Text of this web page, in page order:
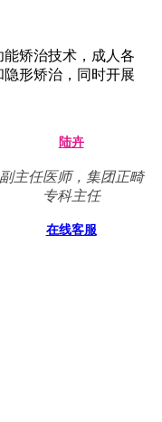
矫治技术，成人各
形矫治，同时开展
陆卉
副主任医师，集团正畸
专科主任
在线客服